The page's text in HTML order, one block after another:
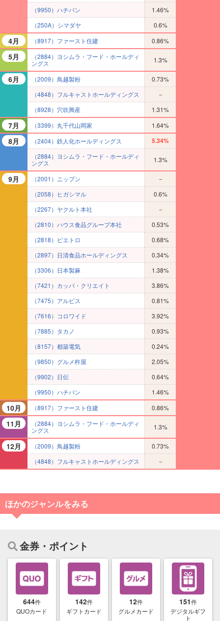
（9950）ハチバン
1.46%
（250A）シマダヤ
0.6%
4月 （8917）ファースト住建 0.86%
5月
（2884）ヨシムラ・フード・ホールディ
ングス
1.3%
6月 （2009）鳥越製粉
0.73%
（4848）フルキャストホールディングス
－
（8928）穴吹興産
1.31%
7月 （3399）丸千代山岡家 1.64%
8月 （2404）鉄人化ホールディングス 5.34%
（2884）ヨシムラ・フード・ホールディ
ングス
1.3%
9月 （2001）ニップン
－
（2058）ヒガシマル
0.6%
（2267）ヤクルト本社
－
（2810）ハウス食品グループ本社
0.53%
（2818）ピエトロ
0.68%
（2897）日清食品ホールディングス
0.34%
（3306）日本製麻
1.38%
（7421）カッパ・クリエイト
3.86%
（7475）アルビス
0.81%
（7616）コロワイド
3.92%
（7885）タカノ
0.93%
（8157）都築電気
0.24%
（9850）グルメ杵屋
2.05%
（9902）日伝
0.64%
（9950）ハチバン
1.46%
10月 （8917）ファースト住建 0.86%
11月
（2884）ヨシムラ・フード・ホールディ
ングス
1.3%
12月 （2009）鳥越製粉
0.73%
（4848）フルキャストホールディングス
－
ほかのジャンルをみる
金券・ポイント
644件
QUOカード
142件
ギフトカード
12件
グルメカード
151件
デジタルギフ
ト